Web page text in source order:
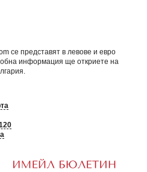
се представят в левове и евро
информация ще откриете на